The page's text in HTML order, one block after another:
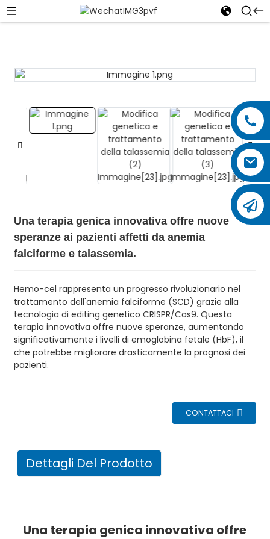
Una terapia genica innovativa offre nuove
speranze ai pazienti affetti da anemia
falciforme e talassemia.
Hemo-cel rappresenta un progresso rivoluzionario nel
trattamento dell'anemia falciforme (SCD) grazie alla
tecnologia di editing genetico CRISPR/Cas9. Questa
terapia innovativa offre nuove speranze, aumentando
significativamente i livelli di emoglobina fetale (HbF), il
che potrebbe migliorare drasticamente la prognosi dei
pazienti.
CONTATTACI
Dettagli Del Prodotto
Una terapia genica innovativa offre